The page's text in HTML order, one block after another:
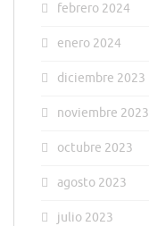
febrero 2024
enero 2024
diciembre 2023
noviembre 2023
octubre 2023
agosto 2023
julio 2023